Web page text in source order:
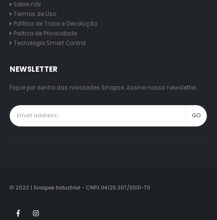
Sobre nós
Termos de Uso
Política de Troca e Devolução
Politica de Privacidade
Tecnologia Smart Control
NEWSLETTER
Fique por dentro das novidades Sinapse. Assine nossa newsletter:
© 2022 | Sinapse Industrial - CNPJ 04.125.307/0001-70